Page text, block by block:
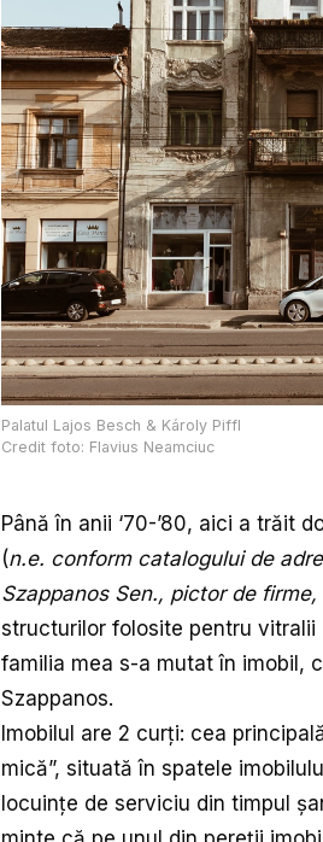
Palatul Lajos Besch & Károly Piffl
Credit foto: Flavius Neamciuc
Până în anii ‘70-’80, aici a trăit
(n.e. conform catalogului de
Szappanos Sen., pictor de
structurilor folosite pentru
familia mea s-a mutat în imobil,
Szappanos.
Imobilul are 2 curți: cea
mică”, situată în spatele
locuințe de serviciu din timpul